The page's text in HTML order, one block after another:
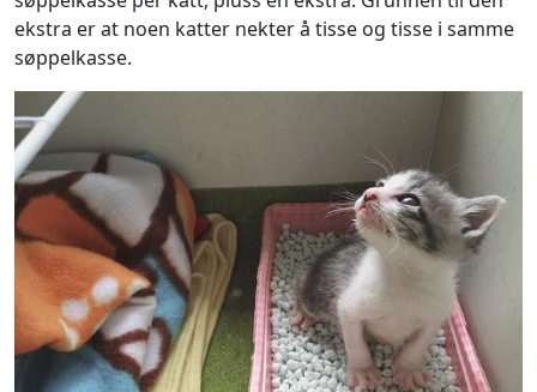
ekstra er at noen katter nekter å tisse og tisse i samme
søppelkasse.